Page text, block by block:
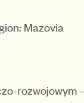
Mazovia
rozwojowym